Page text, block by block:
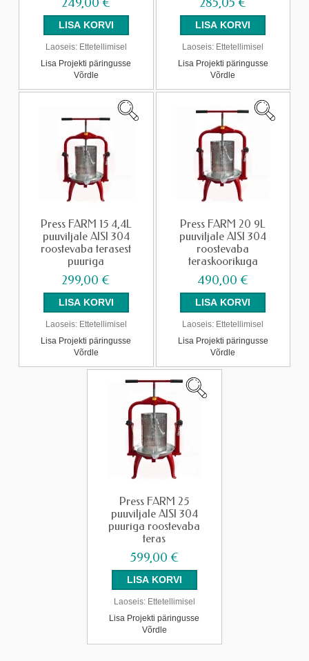
Laoseis: Ettetellimisel
Lisa Projekti päringusse
Võrdle
Laoseis: Ettetellimisel
Lisa Projekti päringusse
Võrdle
Press FARM 15 4,4L
puuviljale AISI 304
roostevaba terasest
puuriga
299,00 €
Laoseis: Ettetellimisel
Lisa Projekti päringusse
Võrdle
Press FARM 20 9L
puuviljale AISI 304
roostevaba
teraskoorikuga
490,00 €
Laoseis: Ettetellimisel
Lisa Projekti päringusse
Võrdle
Press FARM 25
puuviljale AISI 304
puuriga roostevaba
teras
599,00 €
Laoseis: Ettetellimisel
Lisa Projekti päringusse
Võrdle